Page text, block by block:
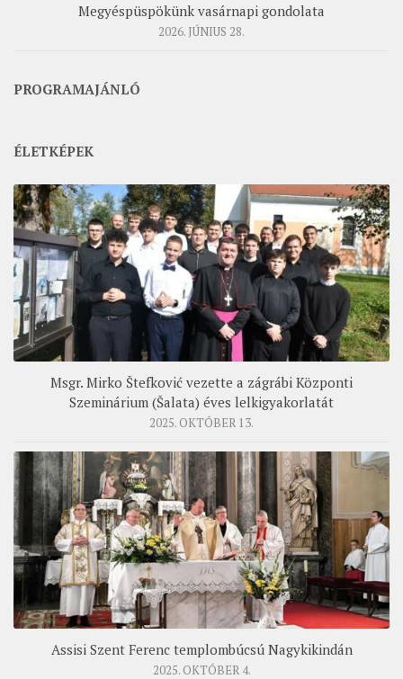
Megyéspüspökünk vasárnapi gondolata
2026. JÚNIUS 28.
PROGRAMAJÁNLÓ
ÉLETKÉPEK
Msgr. Mirko Štefković vezette a zágrábi Központi
Szeminárium (Šalata) éves lelkigyakorlatát
2025. OKTÓBER 13.
Assisi Szent Ferenc templombúcsú Nagykikindán
2025. OKTÓBER 4.